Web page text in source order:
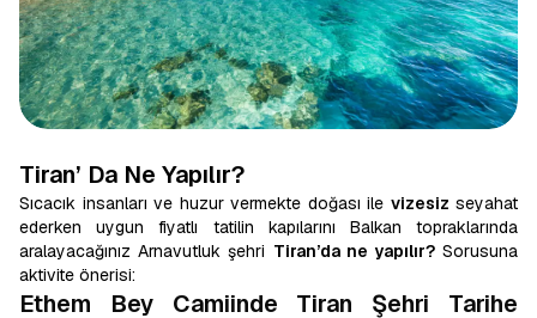
Tiran’ Da Ne Yapılır?
Sıcacık insanları ve huzur vermekte doğası ile vizesiz seyahat
ederken uygun fiyatlı tatilin kapılarını Balkan topraklarında
aralayacağınız Arnavutluk şehri Tiran’da ne yapılır?Sorusuna
aktivite önerisi:
Ethem Bey Camiinde Tiran Şehri Tarihe